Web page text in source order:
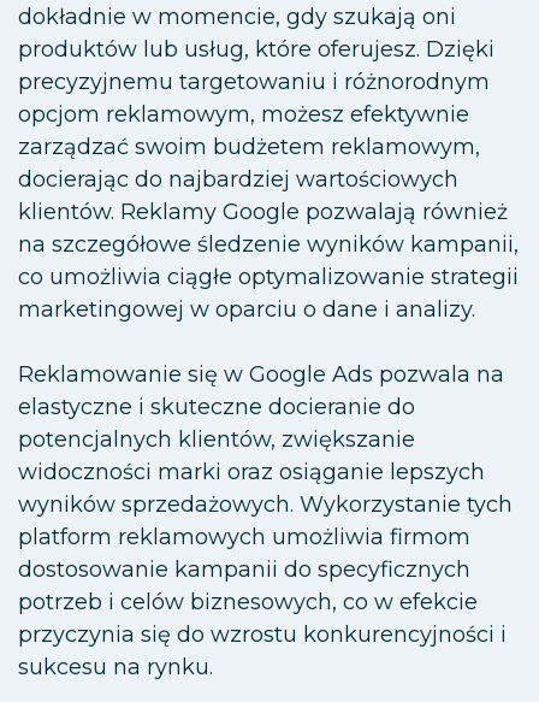
dokładnie w momencie, gdy szukają oni
produktów lub usług, które oferujesz. Dzięki
precyzyjnemu targetowaniu i różnorodnym
opcjom reklamowym, możesz efektywnie
zarządzać swoim budżetem reklamowym,
docierając do najbardziej wartościowych
klientów. Reklamy Google pozwalają również
na szczegółowe śledzenie wyników kampanii,
co umożliwia ciągłe optymalizowanie strategii
marketingowej w oparciu o dane i analizy.
Reklamowanie się w Google Ads pozwala na
elastyczne i skuteczne docieranie do
potencjalnych klientów, zwiększanie
widoczności marki oraz osiąganie lepszych
wyników sprzedażowych. Wykorzystanie tych
platform reklamowych umożliwia firmom
dostosowanie kampanii do specyficznych
potrzeb i celów biznesowych, co w efekcie
przyczynia się do wzrostu konkurencyjności i
sukcesu na rynku.